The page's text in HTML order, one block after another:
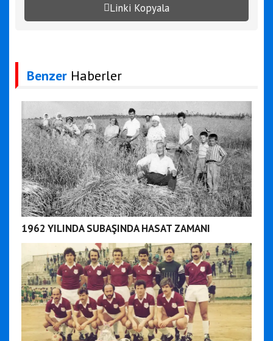
Linki Kopyala
Benzer Haberler
1962 YILINDA SUBAŞINDA HASAT ZAMANI